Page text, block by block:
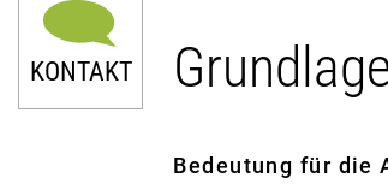
KONTAKT
Bedeutung für die